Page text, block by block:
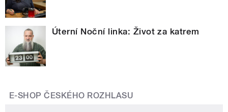
Úterní Noční linka: Život za katrem
E-SHOP ČESKÉHO ROZHLASU